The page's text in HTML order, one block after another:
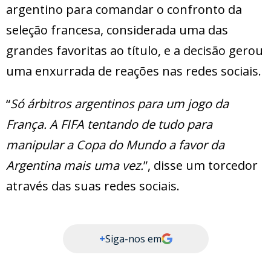
argentino para comandar o confronto da
seleção francesa, considerada uma das
grandes favoritas ao título, e a decisão gerou
uma enxurrada de reações nas redes sociais.
“Só árbitros argentinos para um jogo da
França. A FIFA tentando de tudo para
manipular a Copa do Mundo a favor da
Argentina mais uma vez.”, disse um torcedor
através das suas redes sociais.
+Siga-nos em